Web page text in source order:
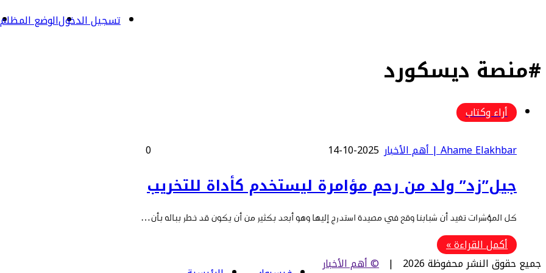
الوضع المظلمتسجيل الدخول
#منصة ديسكورد
أراء وكتاب
Ahame Elakhbar | أهم الأخبار
2025-10-14
0
ﺟﻴﻞ”زد” وﻟﺪ ﻣﻦ رﺣﻢ ﻣﺆاﻣﺮة ﻟﻴﺴﺘﺨﺪم ﻛﺄداة ﻟﻠﺘﺨﺮﻳﺐ
ﻛﻞ اﻟﻤﺆﺷﺮات ﺗﻔﻴﺪ أن ﺷﺒﺎﺑﻨﺎ وﻗﻊ ﻓﻲ ﻣﺼﻴﺪة اﺳﺘﺪرج إﻟﻴﻬﺎ وﻫﻮ أﺑﻌﺪ ﺑﻜﺜﻴﺮ ﻣﻦ أن ﻳﻜﻮن ﻗﺪ ﺧﻄﺮ ﺑﺒﺎﻟﻪ ﺑﺄن…
أكمل القراءة »
جميع حقوق النشر محفوظة 2026 |
© أهم الأخبار